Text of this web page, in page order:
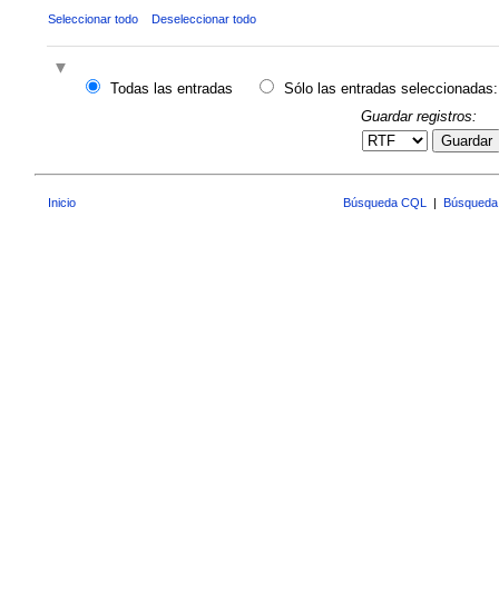
Seleccionar todo Deseleccionar todo
Todas las entradas
Sólo las entradas seleccionadas:
Guardar registros:
Guardar
Inicio Búsqueda CQL